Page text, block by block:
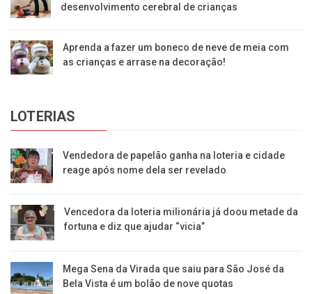
desenvolvimento cerebral de crianças
Aprenda a fazer um boneco de neve de meia com
as crianças e arrase na decoração!
LOTERIAS
Vendedora de papelão ganha na loteria e cidade
reage após nome dela ser revelado
Vencedora da loteria milionária já doou metade da
fortuna e diz que ajudar “vicia”
Mega Sena da Virada que saiu para São José da
Bela Vista é um bolão de nove quotas